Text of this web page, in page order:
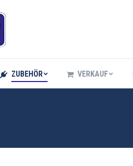
ZUBEHÖR VERKAUF